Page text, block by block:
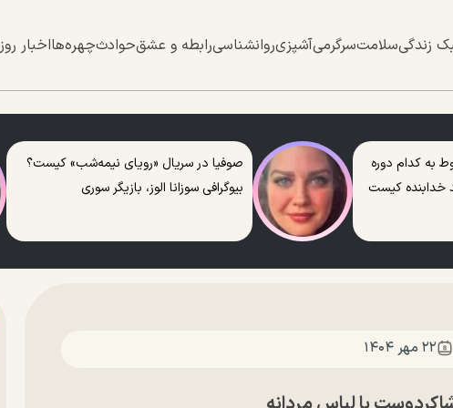
زندگیسلامتسرگرمیآشپزیروانشناسیرابطه و عشقحوادثچهره‌هااخبار روز
به کدام دوره
کیست
صوفیا در سریال «رویای نیمه‌شب» کیست؟
بیوگرافی سوزانا الوز، بازیگر سوری
۲۲ مهر ۱۴۰۴